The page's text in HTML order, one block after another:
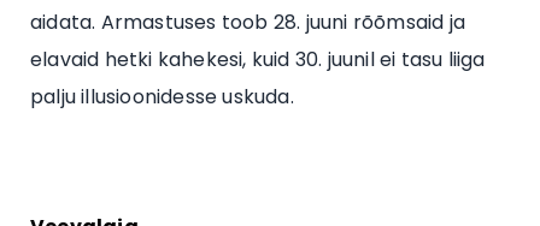
aidata. Armastuses toob 28. juuni rõõmsaid ja
elavaid hetki kahekesi, kuid 30. juunil ei tasu liiga
palju illusioonidesse uskuda.